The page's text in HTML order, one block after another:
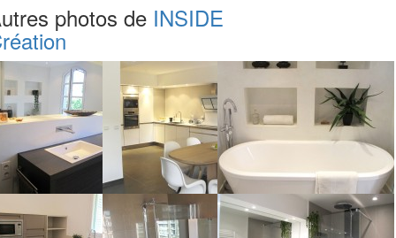
photos de INSIDE